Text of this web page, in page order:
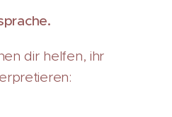
dir helfen, ihr